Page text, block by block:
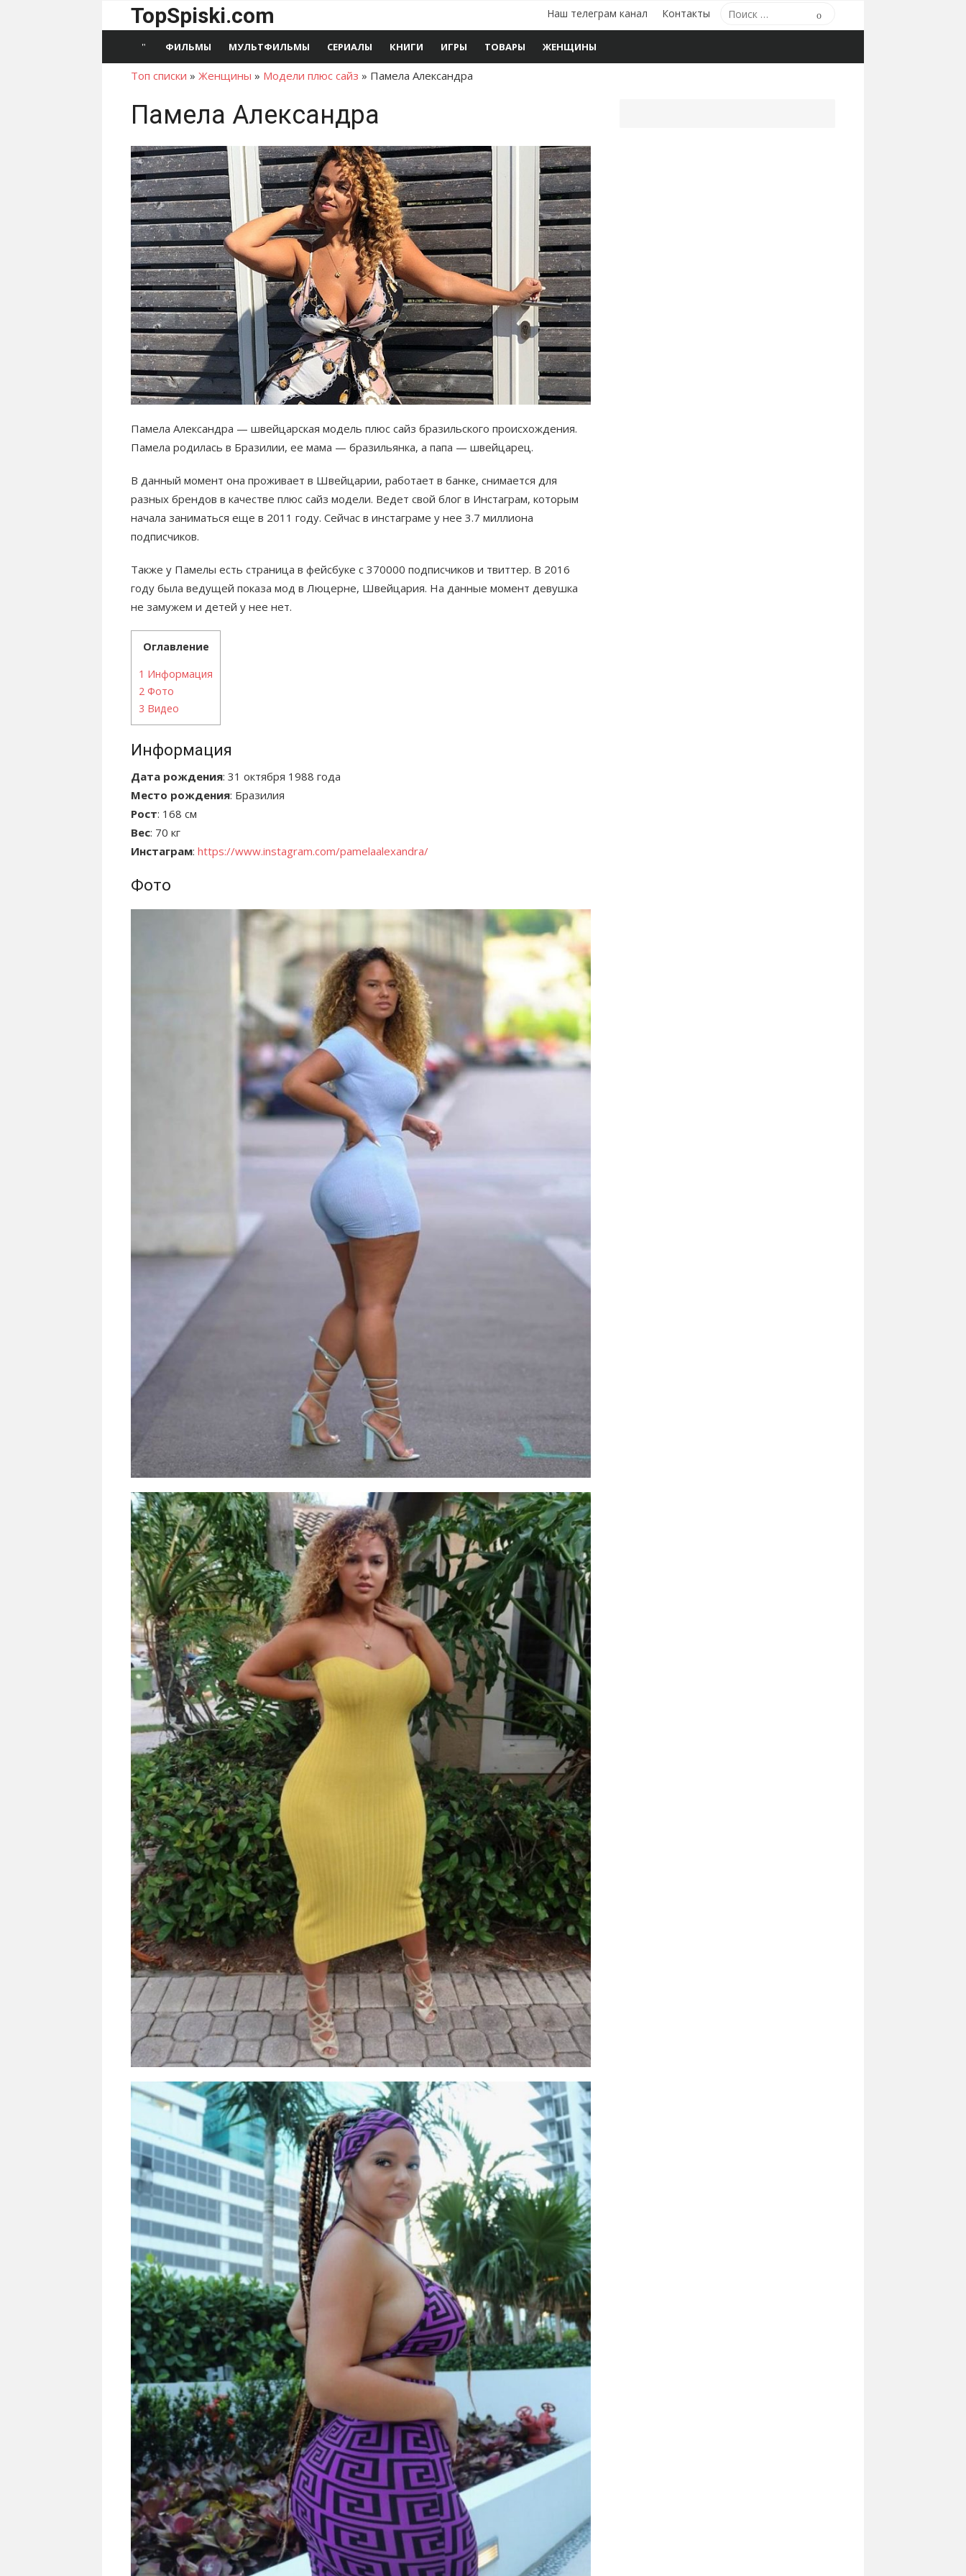
TopSpiski.com
Поиск
по:
Наш телеграм канал Контакты
ФИЛЬМЫ МУЛЬТФИЛЬМЫ СЕРИАЛЫ КНИГИ ИГРЫ ТОВАРЫ ЖЕНЩИНЫ
Топ списки » Женщины » Модели плюс сайз » Памела Александра
Памела Александра
Памела Александра — швейцарская модель плюс сайз бразильского происхождения.
Памела родилась в Бразилии, ее мама — бразильянка, а папа — швейцарец.
В данный момент она проживает в Швейцарии, работает в банке, снимается для
разных брендов в качестве плюс сайз модели. Ведет свой блог в Инстаграм, которым
начала заниматься еще в 2011 году. Сейчас в инстаграме у нее 3.7 миллиона
подписчиков.
Также у Памелы есть страница в фейсбуке с 370000 подписчиков и твиттер. В 2016
году была ведущей показа мод в Люцерне, Швейцария. На данные момент девушка
не замужем и детей у нее нет.
Оглавление
1 Информация
2 Фото
3 Видео
Информация
Дата рождения: 31 октября 1988 года
Место рождения: Бразилия
Рост: 168 см
Вес: 70 кг
Инстаграм: https://www.instagram.com/pamelaalexandra/
Фото